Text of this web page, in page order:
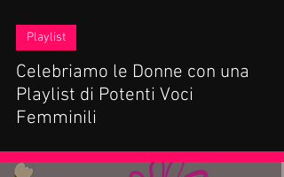
Celebriamo le Donne con una
Playlist di Potenti Voci
Femminili
Playlist